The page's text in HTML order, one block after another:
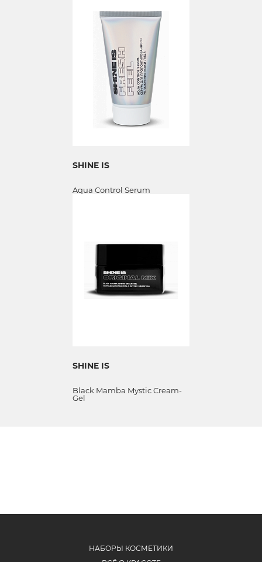
SHINE IS
Aqua Control Serum
SHINE IS
Black Mamba Mystic Cream-
Gel
НАБОРЫ КОСМЕТИКИ